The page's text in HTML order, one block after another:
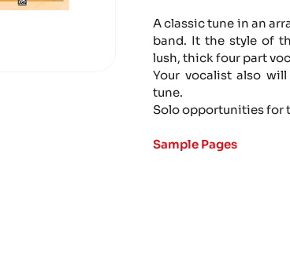
A classic tune in an
band. It the style of
lush, thick four part
Your vocalist also
tune.
Solo opportunities for
Sample Pages